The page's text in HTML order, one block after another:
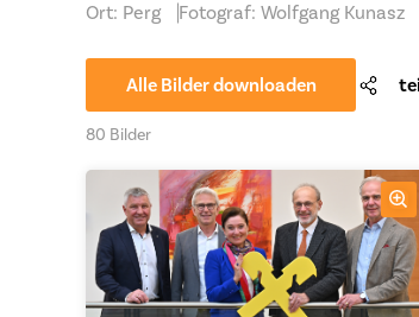
Ort: Perg Fotograf: Wolfgang Kunasz
Alle Bilder downloaden
80 Bilder